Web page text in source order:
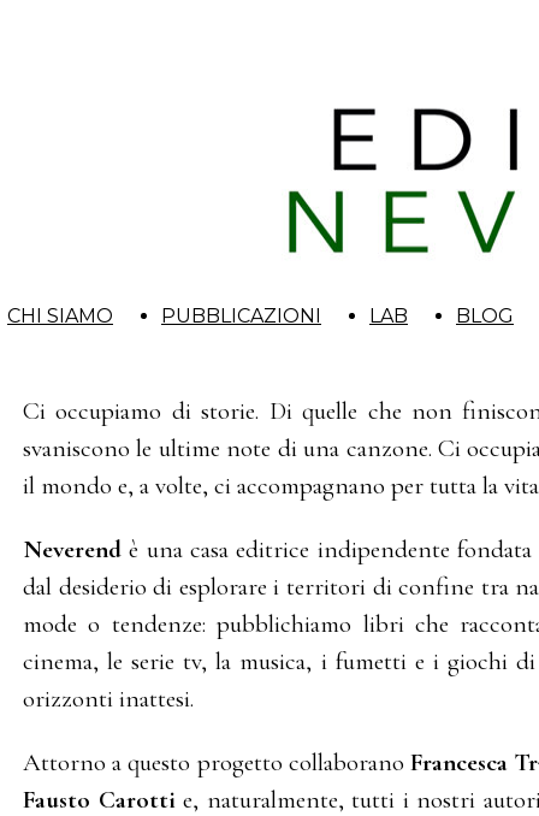
CHI SIAMO PUBBLICAZIONI LAB BLOG
Ci occupiamo di storie. Di quelle che non
svaniscono le ultime note di una canzone. Ci
il mondo e, a volte, ci accompagnano per tutta la
Neverend è una casa editrice indipendente
dal desiderio di esplorare i territori di confine tra
mode o tendenze: pubblichiamo libri che
cinema, le serie tv, la musica, i fumetti e i giochi
orizzonti inattesi.
Attorno a questo progetto collaborano Francesca
Fausto Carottie, naturalmente, tutti i nostri